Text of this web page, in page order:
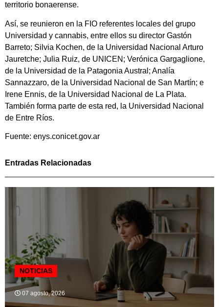
territorio bonaerense.
Así, se reunieron en la FIO referentes locales del grupo
Universidad y cannabis, entre ellos su director Gastón
Barreto; Silvia Kochen, de la Universidad Nacional Arturo
Jauretche; Julia Ruiz, de UNICEN; Verónica Gargaglione,
de la Universidad de la Patagonia Austral; Analía
Sannazzaro, de la Universidad Nacional de San Martín; e
Irene Ennis, de la Universidad Nacional de La Plata.
También forma parte de esta red, la Universidad Nacional
de Entre Ríos.
Fuente: enys.conicet.gov.ar
Entradas Relacionadas
NOTICIAS
07 agosto, 2026